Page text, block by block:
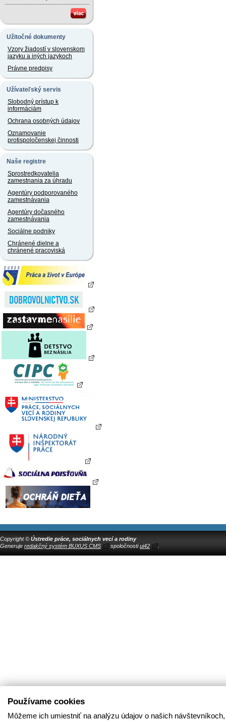
Užitočné dokumenty
Vzory žiadostí v slovenskom
jazyku a iných jazykoch
Právne predpisy
Užívateľský servis
Slobodný prístup k
informáciám
Ochrana osobných údajov
Oznamovanie
protispoločenskej činnosti
Naše registre
Sprostredkovatelia
zamestnania za úhradu
Agentúry podporovaného
zamestnávania
Agentúry dočasného
zamestnávania
Sociálne podniky
Chránené dielne a
chránené pracoviská
Copyright © Ústredie práce, sociálnych vecí a rodiny
Generuje redakčný systém BUXUS CMS spoločnostiui42
Používame cookies
Môžeme ich umiestniť na analýzu údajov o našich